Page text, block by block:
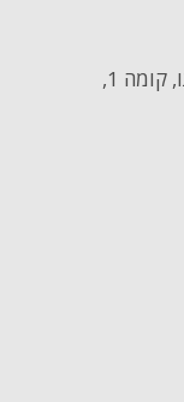
פרנץ אופנהיימר 4, מגדל פיטנגו, קומה 1,